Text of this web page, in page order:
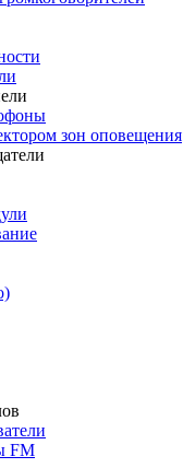
зон оповещения
FM